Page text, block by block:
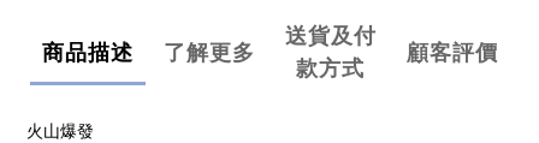
商品描述 了解更多
送貨及付
款方式
顧客評價
火山爆發